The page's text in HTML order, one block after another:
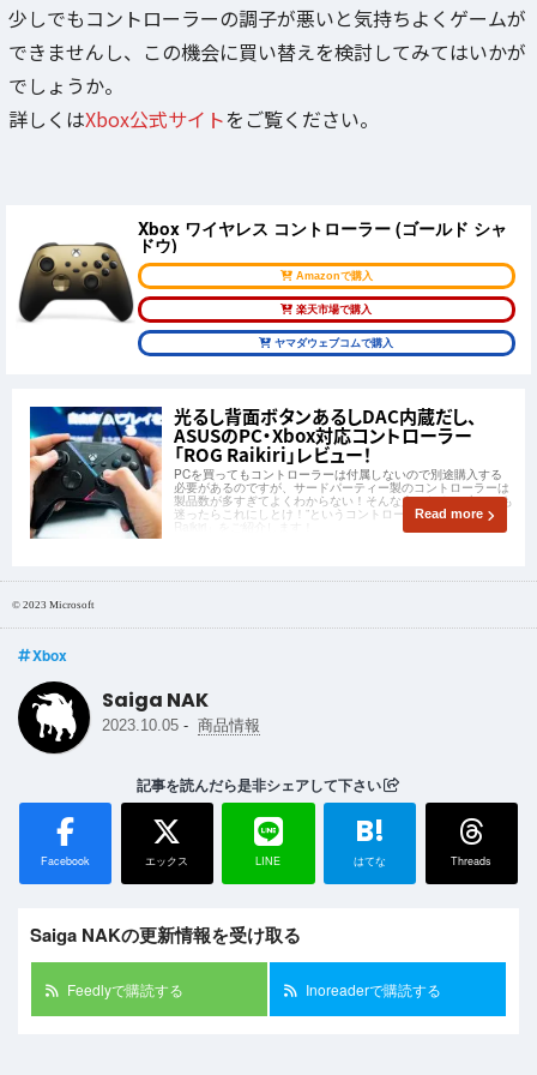
少しでもコントローラーの調子が悪いと気持ちよくゲームが
できませんし、この機会に買い替えを検討してみてはいかが
でしょうか。
詳しくはXbox公式サイトをご覧ください。
Xbox ワイヤレス コントローラー (ゴールド シャ
ドウ)
Amazonで購入
楽天市場で購入
ヤマダウェブコムで購入
光るし背面ボタンあるしDAC内蔵だし、
ASUSのPC・Xbox対応コントローラー
「ROG Raikiri」レビュー！
PCを買ってもコントローラーは付属しないので別途購入する
必要があるのですが、サードパーティー製のコントローラーは
製品数が多すぎてよくわからない！そんな人のために“少しでも
迷ったらこれにしとけ！”というコントローラー「ROG
Raikiri」をご紹介します！
Read more
© 2023 Microsoft
Xbox
Saiga NAK
2023.10.05 - 商品情報
記事を読んだら是非シェアして下さい
Facebook エックス LINE
B!
はてな Threads
Saiga NAKの更新情報を受け取る
Feedlyで購読する Inoreaderで購読する